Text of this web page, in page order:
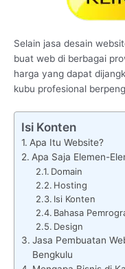
Selain jasa desain
buat web di berbagai
harga yang dapat
kubu profesional
Isi Konten
Apa Itu Website?
Apa Saja Elemen-
Domain
Hosting
Isi Konten
Bahasa
Design
Jasa Pembuatan
Bengkulu